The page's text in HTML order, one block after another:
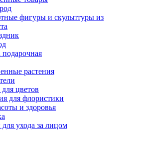
фигуры и скульптуры из
подарочная
растения
цветов
для флористики
и здоровья
ухода за лицом